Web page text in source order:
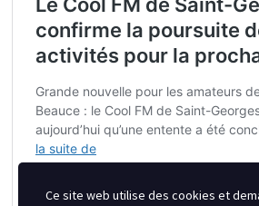
Ce site web utilise des cookies et